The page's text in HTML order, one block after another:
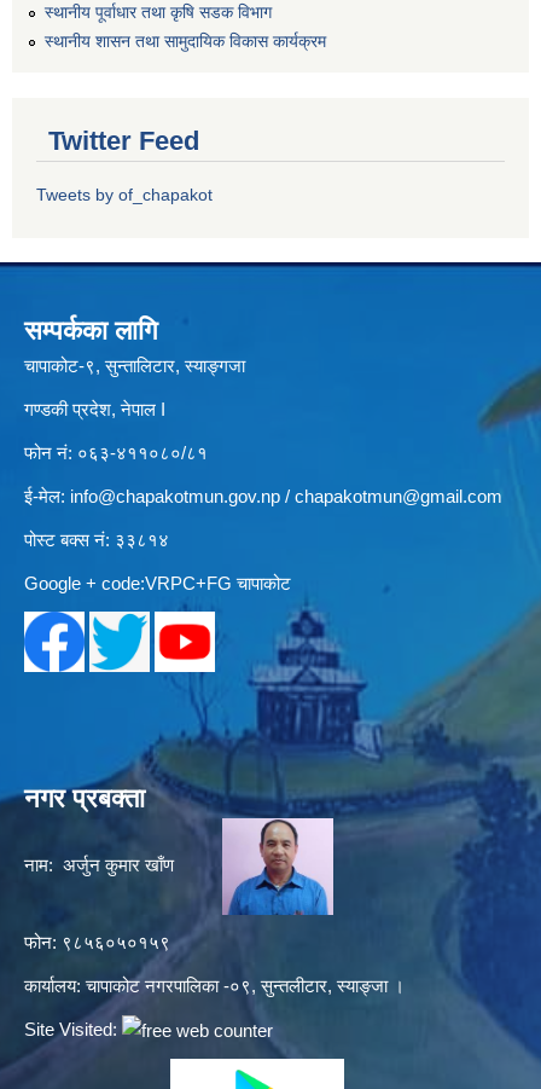
स्थानीय पूर्वाधार तथा कृषि सडक विभाग
स्थानीय शासन तथा सामुदायिक विकास कार्यक्रम
Twitter Feed
Tweets by of_chapakot
सम्पर्कका लागि
चापाकोट-९, सुन्तालिटार, स्याङ्गजा
गण्डकी प्रदेश, नेपाल I
फोन नं: ०६३-४११०८०/८१
ई-मेल: info@chapakotmun.gov.np / chapakotmun@gmail.com
पोस्ट बक्स नं: ३३८१४
Google + code:VRPC+FG चापाकोट
नगर प्रबक्ता
नाम: अर्जुन कुमार खाँण
फोन: ९८५६०५०१५९
कार्यालय: चापाकोट नगरपालिका -०९, सुन्तलीटार, स्याङ्जा ।
Site Visited: